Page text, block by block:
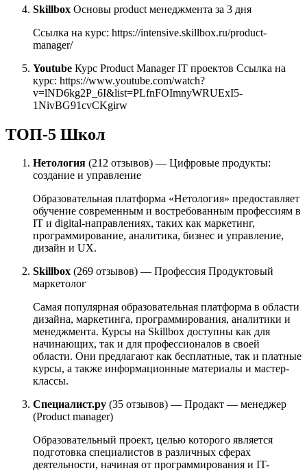
Skillbox Основы product менеджмента за 3 дня
Ссылка на курс: https://intensive.skillbox.ru/product-
manager/
Youtube Курс Product Manager IT проектов Ссылка на
курс: https://www.youtube.com/watch?
v=lND6kg2P_6I&list=PLfnFOImnyWRUExI5-
1NivBG91cvCKgirw
ТОП-5 Школ
Нетология (212 отзывов) — Цифровые продукты:
создание и управление
Образовательная платформа «Нетология» предоставляет
обучение современным и востребованным профессиям в
IT и digital-направлениях, таких как маркетинг,
программирование, аналитика, бизнес и управление,
дизайн и UX.
Skillbox (269 отзывов) — Профессия Продуктовый
маркетолог
Самая популярная образовательная платформа в области
дизайна, маркетинга, программирования, аналитики и
менеджмента. Курсы на Skillbox доступны как для
начинающих, так и для профессионалов в своей
области. Они предлагают как бесплатные, так и платные
курсы, а также информационные материалы и мастер-
классы.
Специалист.ру (35 отзывов) — Продакт — менеджер
(Product manager)
Образовательный проект, целью которого является
подготовка специалистов в различных сферах
деятельности, начиная от программирования и IT-